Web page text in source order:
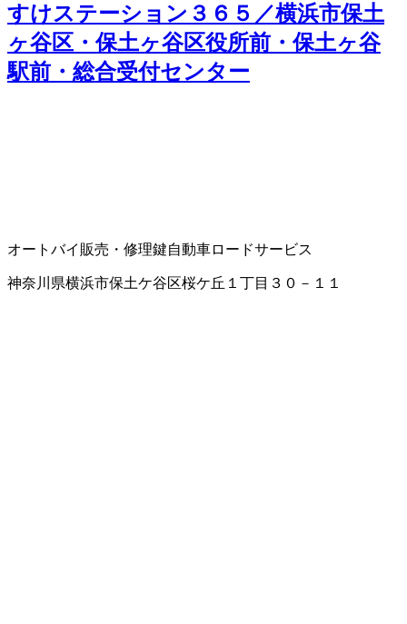
すけステーション３６５／横浜市保土
ヶ谷区・保土ヶ谷区役所前・保土ヶ谷
駅前・総合受付センター
オートバイ販売・修理鍵自動車ロードサービス
神奈川県横浜市保土ケ谷区桜ケ丘１丁目３０－１１